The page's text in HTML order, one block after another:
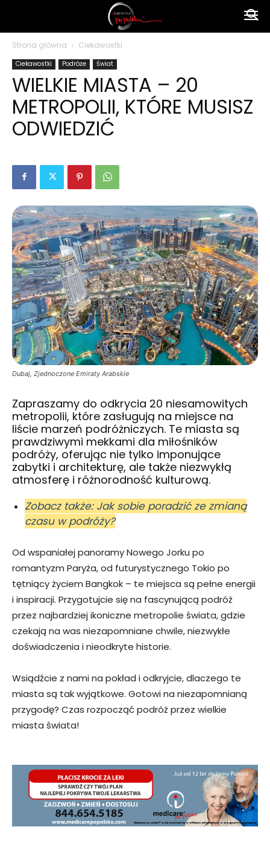
polsku
Strona główna Ciekawostki
Ciekawostki Podróże Świat
WIELKIE MIASTA – 20
METROPOLII, KTÓRE MUSISZ
ODWIEDZIĆ
Dubaj, Zjednoczone Emiraty Arabskie
Zapraszamy do odkrycia 20 niesamowitych
metropolii, które zasługują na miejsce na
liście marzeń podróżniczych. Te miasta są
prawdziwymi mekkami dla miłośników
podróży, oferując nie tylko imponujące
zabytki i architekturę, ale także niezwykłą
atmosferę i różnorodność kulturową.
Zobacz także: Jak sobie poradzić ze zmianą
czasu w podróży?
Od wspaniałej panoramy Nowego Jorku po
romantyzm Paryża, od futurystycznego Tokio po
tętniący życiem Bangkok – te miejsca są pełne energii
i inspiracji. Przygotujcie się na fascynującą podróż
przez najbardziej ikoniczne metropolie świata, gdzie
czekają na was niezapomniane chwile, niezwykłe
doświadczenia i nieodkryte historie.
Wsiądźcie z nami na pokład i odkryjcie, dlaczego te
miasta są tak wyjątkowe. Gotowi na niezapomnianą
przygodę? Czas rozpocząć podróż przez wielkie
miasta świata!